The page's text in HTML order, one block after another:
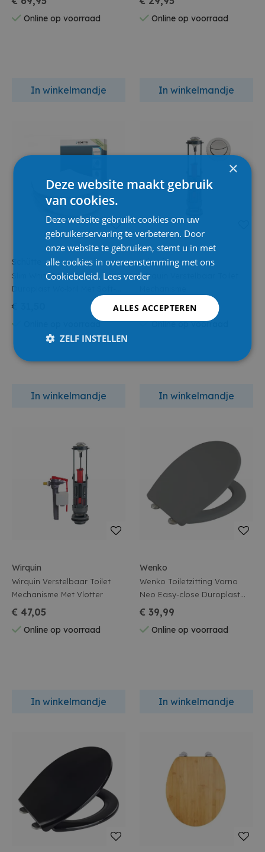
Online op voorraad
In winkelmandje
Online op voorraad
In winkelmandje
Schütte
Slim White Ultra Dunne
Duroplast Wc-bril Met Soft-
close En Afklikaar Wit
€ 31,50
Online op voorraad
In winkelmandje
Wirquin
Wirquin Verstelbaar Toilet
€ 33,55
Online op voorraad
In winkelmandje
Wirquin
Wirquin Verstelbaar Toilet
Mechanisme Met Vlotter
€ 47,05
Online op voorraad
In winkelmandje
Wenko
Wenko Toiletzitting Vorno
Neo Easy-close Duroplast
Grijs
€ 39,99
Online op voorraad
In winkelmandje
×
Deze website maakt gebruik
van cookies.
Deze website gebruikt cookies om uw
gebruikerservaring te verbeteren. Door
onze website te gebruiken, stemt u in met
alle cookies in overeenstemming met ons
Cookiebeleid. Lees verder
ALLES ACCEPTEREN
ZELF INSTELLEN